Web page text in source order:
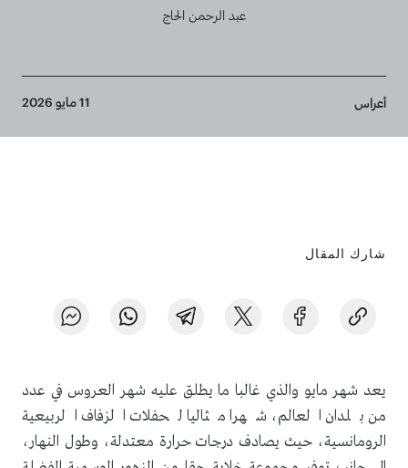
عبد الرحمن الحاج
Breadcrumb
أعراس 11 مايو 2026
شارك المقال
يعد شهر مايو والذي غالبا ما يطلق عليه شهر العروس في عدد
من بلدان العالم، شهرا مثاليا لحفلات الزفاف الربيعية
الرومانسية، حيث يصادف درجات حرارة معتدلة، وطول النهار،